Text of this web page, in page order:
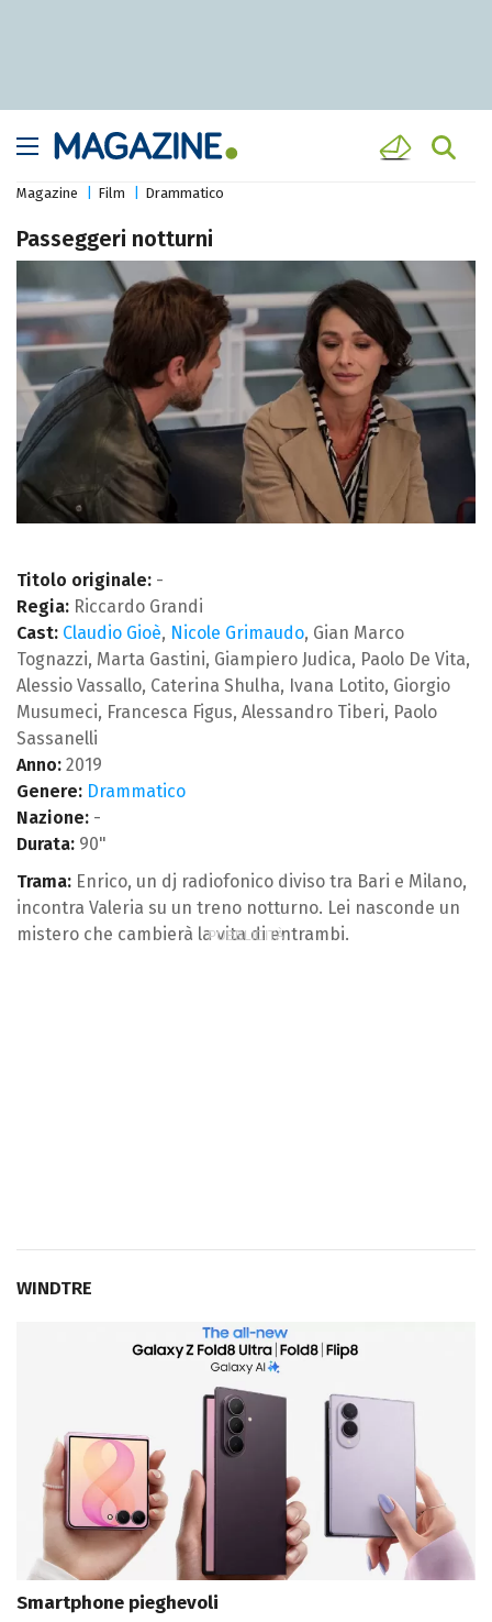
Magazine Film Drammatico
Passeggeri notturni
Titolo originale: -
Regia: Riccardo Grandi
Cast: Claudio Gioè, Nicole Grimaudo, Gian Marco
Tognazzi, Marta Gastini, Giampiero Judica, Paolo De Vita,
Alessio Vassallo, Caterina Shulha, Ivana Lotito, Giorgio
Musumeci, Francesca Figus, Alessandro Tiberi, Paolo
Sassanelli
Anno: 2019
Genere: Drammatico
Nazione: -
Durata: 90"
Trama: Enrico, un dj radiofonico diviso tra Bari e Milano,
incontra Valeria su un treno notturno. Lei nasconde un
mistero che cambierà la vita di entrambi.
WINDTRE
Smartphone pieghevoli